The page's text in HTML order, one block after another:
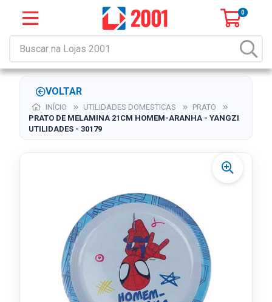
0
VOLTAR
INÍCIO UTILIDADES DOMESTICAS
PRATO
PRATO DE MELAMINA 21CM HOMEM-ARANHA - YANGZI
UTILIDADES - 30179